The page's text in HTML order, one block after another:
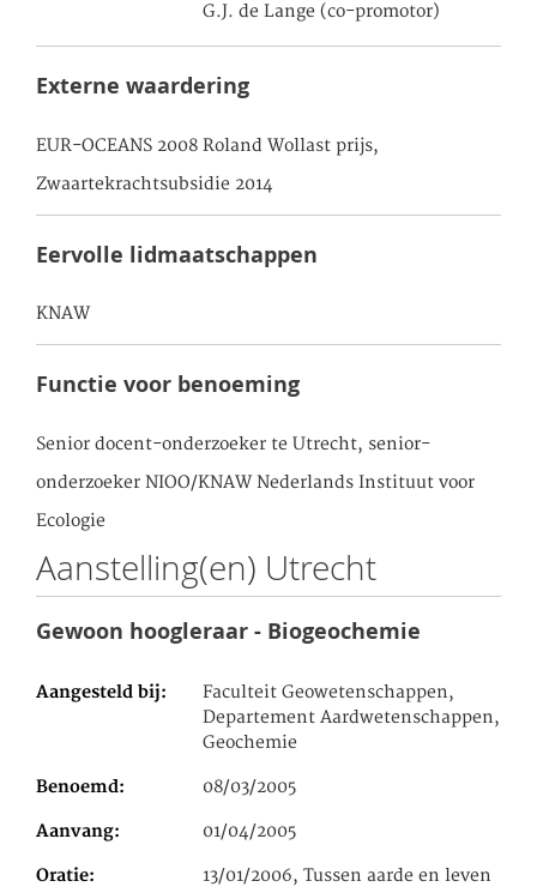
G.J. de Lange (co-promotor)
Externe waardering
EUR-OCEANS 2008 Roland Wollast prijs,
Zwaartekrachtsubsidie 2014
Eervolle lidmaatschappen
KNAW
Functie voor benoeming
Senior docent-onderzoeker te Utrecht, senior-
onderzoeker NIOO/KNAW Nederlands Instituut voor
Ecologie
Aanstelling(en) Utrecht
Gewoon hoogleraar - Biogeochemie
Aangesteld bij
Faculteit Geowetenschappen,
Departement Aardwetenschappen,
Geochemie
Benoemd 08/03/2005
Aanvang 01/04/2005
Oratie 13/01/2006, Tussen aarde en leven